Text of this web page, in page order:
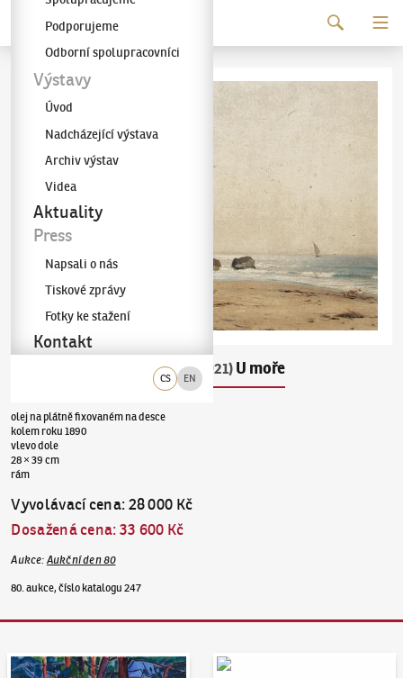
Galerie KODL
CS EN
Podporujeme
Odborní spolupracovníci
Výstavy
Úvod
Nadcházející výstava
Archiv výstav
Videa
Aktuality
Press
Napsali o nás
Tiskové zprávy
Fotky ke stažení
Kontakt
Michael Haubtmann(1843–1921) U moře
olej na plátně fixovaném na desce
kolem roku 1890
vlevo dole
28 × 39 cm
rám
Vyvolávací cena:28 000 Kč
Dosažená cena:33 600 Kč
Aukce: Aukční den 80
80. aukce, číslo katalogu 247
Aukční den 95 Dražit online - Artslimit